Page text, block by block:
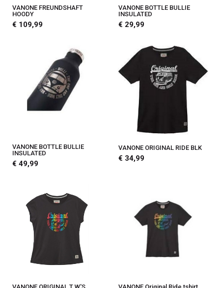
VANONE FREUNDSHAFT
HOODY
€ 109,99
VANONE BOTTLE BULLIE
INSULATED
€ 29,99
VANONE BOTTLE BULLIE
INSULATED
€ 49,99
VANONE ORIGINAL RIDE BLK
€ 34,99